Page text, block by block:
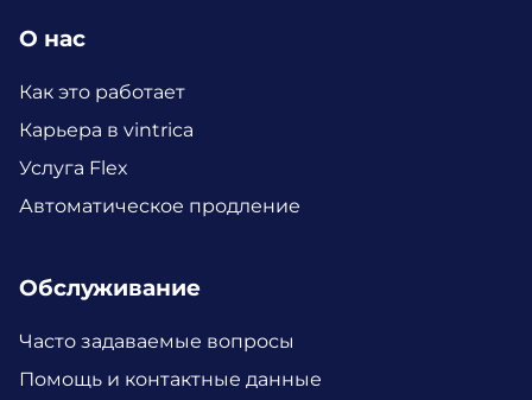
О нас
Как это работает
Карьера в vintrica
Услуга Flex
Автоматическое продление
Обслуживание
Часто задаваемые вопросы
Помощь и контактные данные